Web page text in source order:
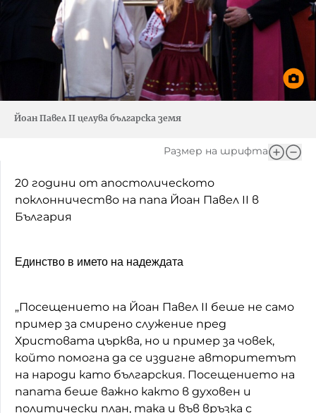
Йоан Павел II целува българска земя
Размер на шрифта
20 години от апостолическото
поклонничество на папа Йоан Павел II в
България
Единство в името на надеждата
„Посещението на Йоан Павел II беше не само
пример за смирено служение пред
Христовата църква, но и пример за човек,
който помогна да се издигне авторитетът
на народи като българския. Посещението на
папата беше важно както в духовен и
политически план, така и във връзка с